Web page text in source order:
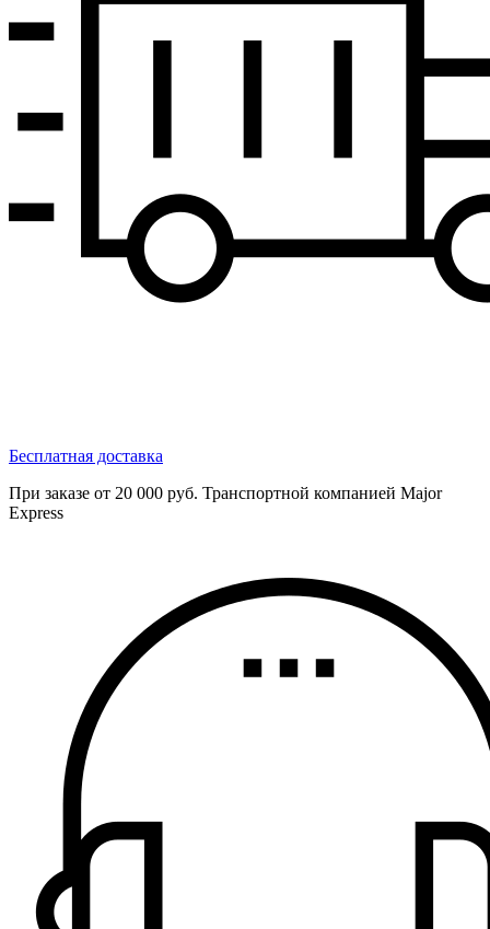
Бесплатная доставка
При заказе от 20 000 руб. Транспортной компанией Major
Express